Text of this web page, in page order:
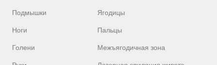
Подмышки
Ноги
Голени
Ягодицы
Пальцы
Межъягодичная зона